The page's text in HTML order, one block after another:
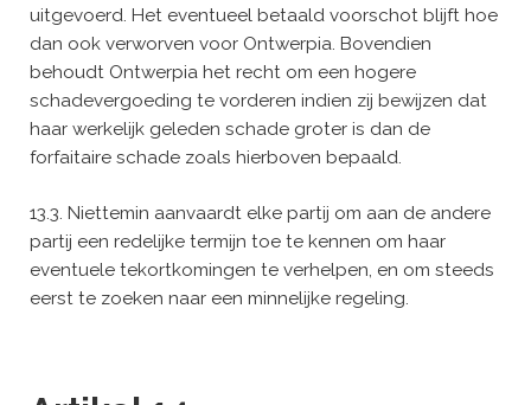
uitgevoerd. Het eventueel betaald voorschot blijft hoe
dan ook verworven voor Ontwerpia. Bovendien
behoudt Ontwerpia het recht om een hogere
schadevergoeding te vorderen indien zij bewijzen dat
haar werkelijk geleden schade groter is dan de
forfaitaire schade zoals hierboven bepaald.
13.3. Niettemin aanvaardt elke partij om aan de andere
partij een redelijke termijn toe te kennen om haar
eventuele tekortkomingen te verhelpen, en om steeds
eerst te zoeken naar een minnelijke regeling.